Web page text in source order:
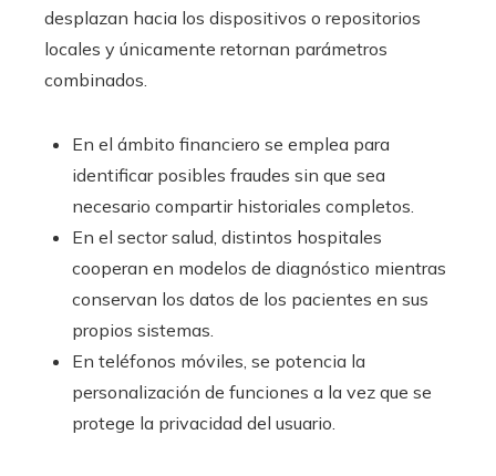
desplazan hacia los dispositivos o repositorios
locales y únicamente retornan parámetros
combinados.
En el ámbito financiero se emplea para
identificar posibles fraudes sin que sea
necesario compartir historiales completos.
En el sector salud, distintos hospitales
cooperan en modelos de diagnóstico mientras
conservan los datos de los pacientes en sus
propios sistemas.
En teléfonos móviles, se potencia la
personalización de funciones a la vez que se
protege la privacidad del usuario.